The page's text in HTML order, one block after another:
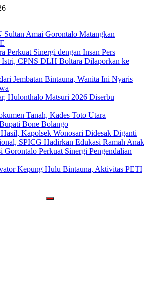
Amai Gorontalo Matangkan
Perkuat Sinergi dengan Insan Pers
Istri, CPNS DLH Boltara Dilaporkan ke
Jembatan Bintauna, Wanita Ini Nyaris
Hulonthalo Matsuri 2026 Diserbu
Tanah, Kades Toto Utara
Bone Bolango
Hasil, Kapolsek Wonosari Didesak Diganti
SPICG Hadirkan Edukasi Ramah Anak
Perkuat Sinergi Pengendalian
Kepung Hulu Bintauna, Aktivitas PETI
Search